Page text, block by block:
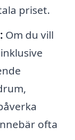
priset.
Om du vill
ofta